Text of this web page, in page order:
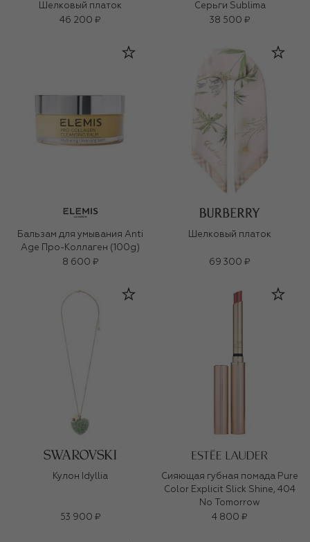
Шелковый платок
46 200 ₽
Серьги Sublima
38 500 ₽
Бальзам для умывания Anti
Age Про-Коллаген (100g)
8 600 ₽
Шелковый платок
69 300 ₽
Кулон Idyllia
53 900 ₽
Сияющая губная помада Pure
Color Explicit Slick Shine, 404
No Tomorrow
4 800 ₽